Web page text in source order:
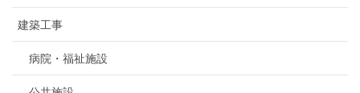
建築工事
病院・福祉施設